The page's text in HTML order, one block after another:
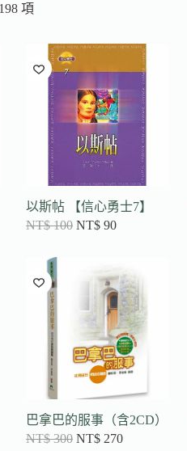
項依
項
以斯帖 【信心勇士7】
NT$100 NT$ 90
巴拿巴的服事（含2CD）
NT$300 NT$ 270